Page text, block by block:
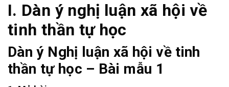
I. Dàn ý nghị luận xã hội về
tinh thần tự học
Dàn ý Nghị luận xã hội về tinh
thần tự học – Bài mẫu 1